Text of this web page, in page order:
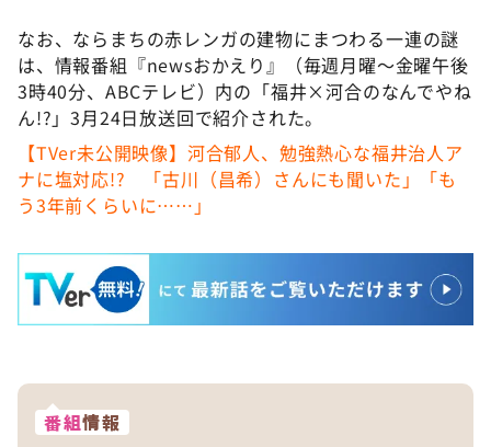
なお、ならまちの赤レンガの建物にまつわる一連の謎
は、情報番組『newsおかえり』（毎週月曜～金曜午後
3時40分、ABCテレビ）内の「福井×河合のなんでやね
ん!?」3月24日放送回で紹介された。
【TVer未公開映像】河合郁人、勉強熱心な福井治人ア
ナに塩対応!? 「古川（昌希）さんにも聞いた」「も
う3年前くらいに……」
番組情報